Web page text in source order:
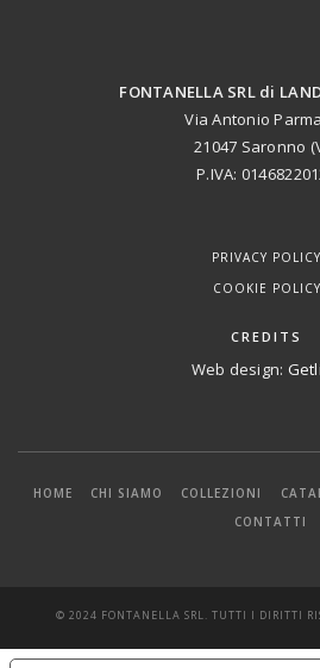
FONTANELLA SRL di
Via Antonio
21047 Saronno
P.IVA:
PRIVACY POLICY
COOKIE POLICY
CREDITS
Web design:
HOME CHI SIAMO COLLEZIONI
CONTATTI
© 2024 FONTANELLA SRL. TUTTI I DIRITTI